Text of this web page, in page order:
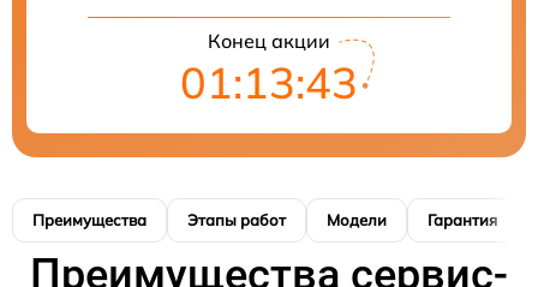
Конец акции
01:13:42
Преимущества Этапы работ Модели Гарантия
Преимущества сервис-